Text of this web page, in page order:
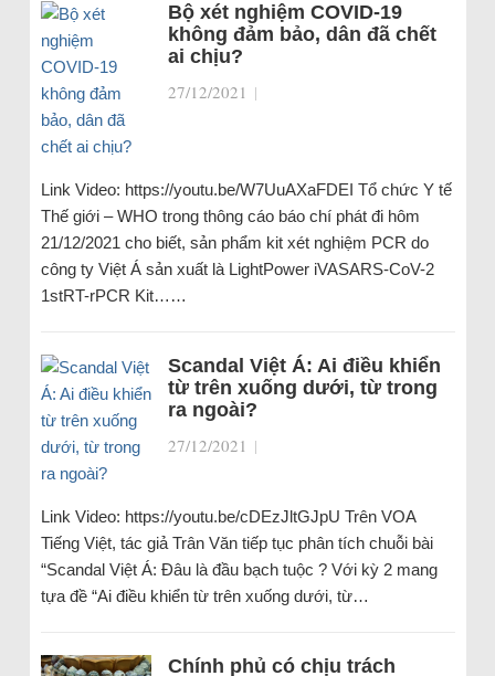
Bộ xét nghiệm COVID-19
không đảm bảo, dân đã chết
ai chịu?
27/12/2021 |
Link Video: https://youtu.be/W7UuAXaFDEI Tổ chức Y tế
Thế giới – WHO trong thông cáo báo chí phát đi hôm
21/12/2021 cho biết, sản phẩm kit xét nghiệm PCR do
công ty Việt Á sản xuất là LightPower iVASARS-CoV-2
1stRT-rPCR Kit……
Scandal Việt Á: Ai điều khiển
từ trên xuống dưới, từ trong
ra ngoài?
27/12/2021 |
Link Video: https://youtu.be/cDEzJltGJpU Trên VOA
Tiếng Việt, tác giả Trân Văn tiếp tục phân tích chuỗi bài
“Scandal Việt Á: Đâu là đầu bạch tuộc ? Với kỳ 2 mang
tựa đề “Ai điều khiển từ trên xuống dưới, từ…
Chính phủ có chịu trách